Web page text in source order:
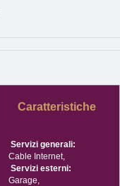
Caratteristiche
Servizi generali:
Cable Internet,
Servizi esterni:
Garage,